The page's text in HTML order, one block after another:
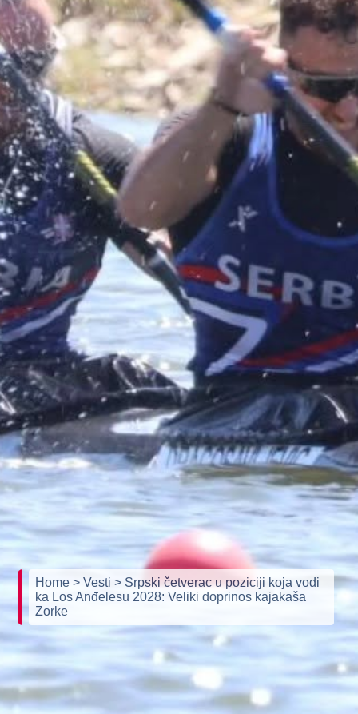
Home> Vesti> Srpski četverac u poziciji koja vodi
ka Los Anđelesu 2028: Veliki doprinos kajakaša
Zorke